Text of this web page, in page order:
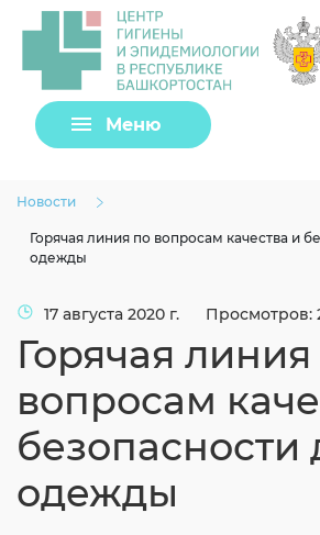
Меню
Новости
Горячая линия по вопросам качества и
одежды
17 августа 2020 г. Просмотров:
Горячая
вопросам
безопасности
одежды
Задать
Клещи
Загрузить файл
Согласие на обработку